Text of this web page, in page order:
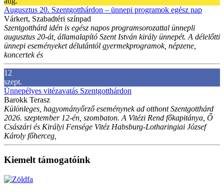
Augusztus 20. Szentgotthárdon – ünnepi programok egész nap
Várkert, Szabadtéri színpad
Szentgotthárd idén is egész napos programsorozattal ünnepli
augusztus 20-át, államalapító Szent István király ünnepét. A délelőtti
ünnepi eseményeket délutántól gyermekprogramok, népzene,
koncertek és
12
szept.
Ünnepélyes vitézavatás Szentgotthárdon
Barokk Terasz
Különleges, hagyományőrző eseménynek ad otthont Szentgotthárd
2026. szeptember 12-én, szombaton. A Vitézi Rend főkapitánya, Ő
Császári és Királyi Fensége Vitéz Habsburg-Lotharingiai József
Károly főherceg,
Kiemelt támogatóink